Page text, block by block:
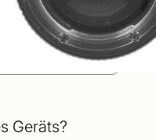
Geräts?